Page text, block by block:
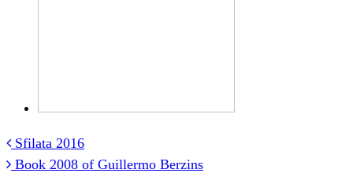
Post
Sfilata 2016
Book 2008 of Guillermo Berzins